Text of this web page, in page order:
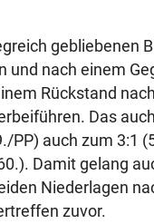
gebliebenen
nach einem
Rückstand
Das
PP) auch zum 3:1
Damit gelang
Niederlagen
zuvor.